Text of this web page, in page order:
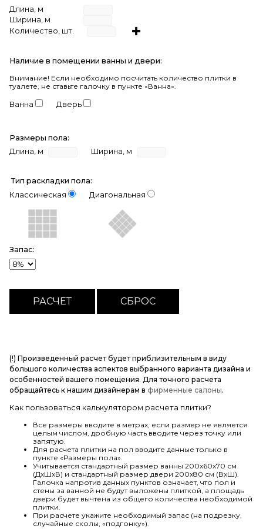
Длина, м
Ширина, м
Количество, шт.
Наличие в помещении ванны и двери:
Внимание! Если необходимо посчитать количество плитки в
туалете, не ставьте галочку в пункте «Ванна».
Ванна Дверь
Размеры пола:
Длина, м
Ширина, м
Тип раскладки пола:
Классическая
Диагональная
Запас:
(!) Произведенный расчет будет приблизительным в виду
большого количества аспектов выбранного варианта дизайна и
особенностей вашего помещения. Для точного расчета
обращайтесь к нашим дизайнерам в фирменные салоны.
Как пользоваться калькулятором расчета плитки?
Все размеры вводите в метрах, если размер не является
целым числом, дробную часть вводите через точку или
запятую.
Для расчета плитки на пол вводите данные только в
пункте «Размеры пола».
Учитывается стандартный размер ванны 200х60х70 см
(ДхШхВ) и стандартный размер двери 200х80 см (ВхШ).
Галочка напротив данных пунктов означает, что пол и
стены за ванной не будут выложены плиткой, а площадь
двери будет вычтена из общего количества необходимой
плитки.
При расчете укажите необходимый запас (на подрезку,
случайные сколы, «подгонку»).